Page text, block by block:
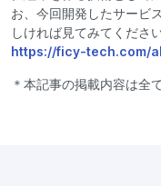
お、今回開発したサービ
しければ見てみてくださ
https://ficy-tech.com/
＊本記事の掲載内容は全